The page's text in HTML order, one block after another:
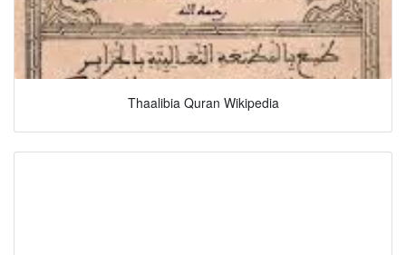
Thaalibia Quran Wikipedia